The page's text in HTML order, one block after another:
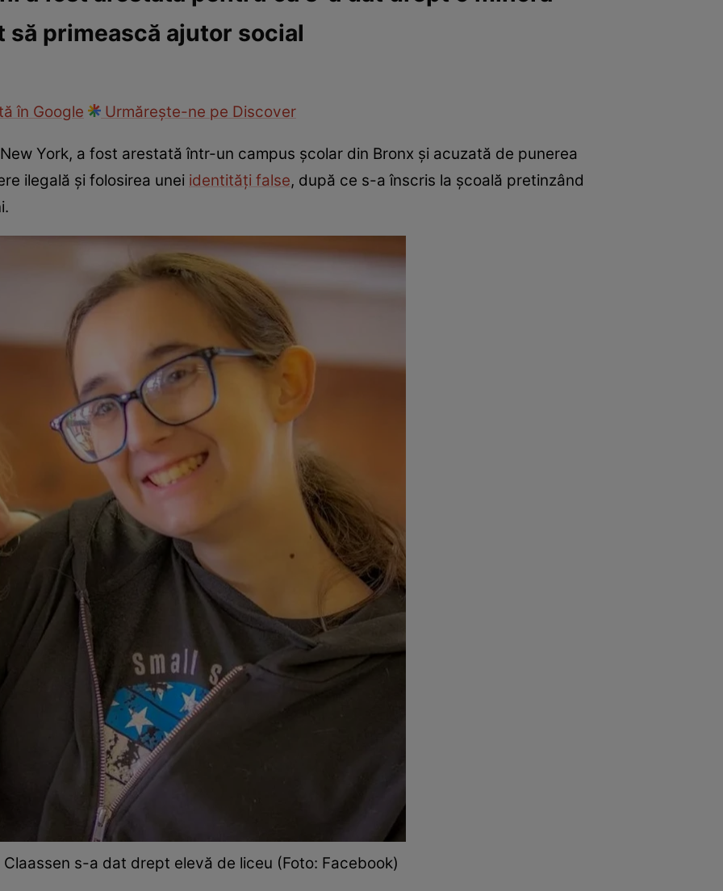
Național Sport
să primească ajutor social
în Google Urmărește-ne pe Discover
York, a fost arestată într-un campus școlar din Bronx și acuzată de punerea
ilegală și folosirea unei identități false, după ce s-a înscris la școală pretinzând
s-a dat drept elevă de liceu (Foto: Facebook)